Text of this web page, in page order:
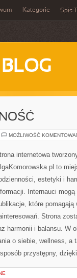
Kategorie Spis
MOŻLIWOŚĆ
internetowa
to
estetyki i
Internauci
które pomagają
Strona
harmonii i balansu. W
o siebie, wellness, a
przystępny,